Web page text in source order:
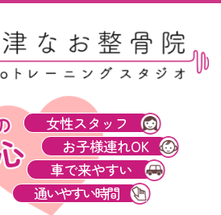
女性スタッフ
お子様連れOK
車で来やすい
通いやすい時間